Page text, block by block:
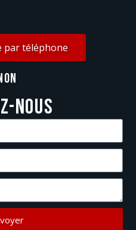
par téléphone
nous